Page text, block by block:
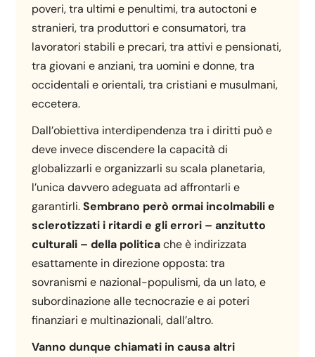
poveri, tra ultimi e penultimi, tra autoctoni e
stranieri, tra produttori e consumatori, tra
lavoratori stabili e precari, tra attivi e pensionati,
tra giovani e anziani, tra uomini e donne, tra
occidentali e orientali, tra cristiani e musulmani,
eccetera.
Dall’obiettiva interdipendenza tra i diritti può e
deve invece discendere la capacità di
globalizzarli e organizzarli su scala planetaria,
l’unica davvero adeguata ad affrontarli e
garantirli.Sembrano però ormai incolmabili e
sclerotizzati i ritardi e gli errori – anzitutto
culturali – della politicache è indirizzata
esattamente in direzione opposta: tra
sovranismi e nazional-populismi, da un lato, e
subordinazione alle tecnocrazie e ai poteri
finanziari e multinazionali, dall’altro.
Vanno dunque chiamati in causa altri